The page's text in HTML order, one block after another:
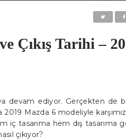
Çıkış Tarihi –
devam ediyor. Gerçekten de
Mazda 6 modeliyle
iç tasarıma hem dış tasarıma
çıkıyor?